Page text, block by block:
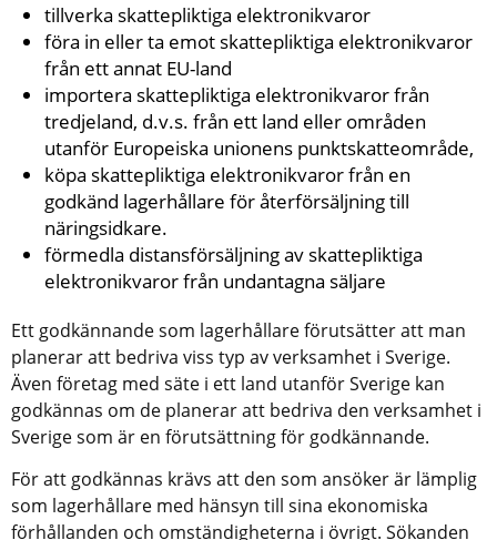
tillverka skattepliktiga elektronikvaror
föra in eller ta emot skattepliktiga elektronikvaror
från ett annat EU-land
importera skattepliktiga elektronikvaror från
tredjeland, d.v.s. från ett land eller områden
utanför Europeiska unionens punktskatteområde,
köpa skattepliktiga elektronikvaror från en
godkänd lagerhållare för återförsäljning till
näringsidkare.
förmedla distansförsäljning av skattepliktiga
elektronikvaror från undantagna säljare
Ett godkännande som lagerhållare förutsätter att man
planerar att bedriva viss typ av verksamhet i Sverige.
Även företag med säte i ett land utanför Sverige kan
godkännas om de planerar att bedriva den verksamhet i
Sverige som är en förutsättning för godkännande.
För att godkännas krävs att den som ansöker är lämplig
som lagerhållare med hänsyn till sina ekonomiska
förhållanden och omständigheterna i övrigt. Sökanden